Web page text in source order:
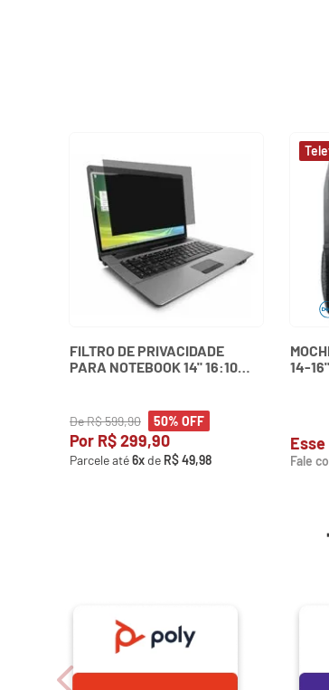
FILTRO DE PRIVACIDADE
PARA NOTEBOOK 14" 16:10
DeR$599,90 50% OFF
Por R$299,90
Parcele até6x de R$49,98
14-
Fale